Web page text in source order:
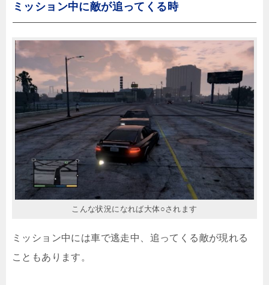
ミッション中に敵が追ってくる時
こんな状況になれば大体○されます
ミッション中には車で逃走中、追ってくる敵が現れる
こともあります。